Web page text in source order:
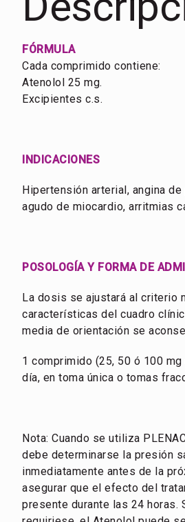
FÓRMULA
Cada comprimido contiene:
Atenolol 25 mg.
Excipientes c.s.
INDICACIONES
Hipertensión arterial, angina
agudo de miocardio, arritmias
POSOLOGÍA Y FORMA DE
La dosis se ajustará al criterio
características del cuadro
media de orientación se
1 comprimido (25, 50 ó 100
día, en toma única o tomas
Nota: Cuando se utiliza
debe determinarse la presión
inmediatamente antes de la
asegurar que el efecto del
presente durante las 24 horas.